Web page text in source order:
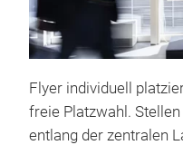
Flyer individuell
freie Platzwahl.
entlang der zentralen